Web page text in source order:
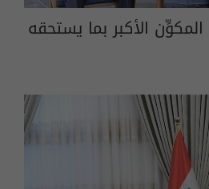
الأكبر بما يستحقه